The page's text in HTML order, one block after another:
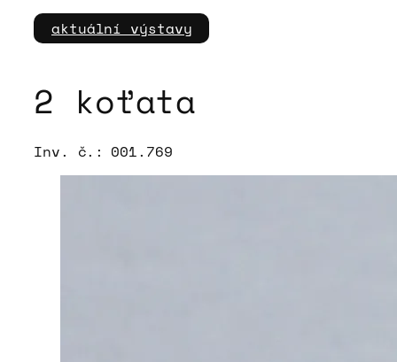
aktuální výstavy
2 koťata
Inv. č.: 001.769